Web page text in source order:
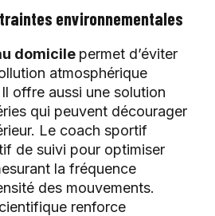
environnementales
domicile permet d’éviter
atmosphérique
offre aussi une solution
qui peuvent décourager
Le coach sportif
de suivi pour optimiser
la fréquence
des mouvements.
renforce